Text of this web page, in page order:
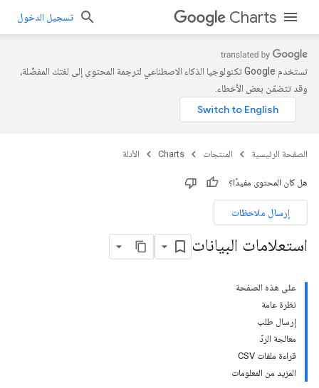
Charts تسجيل الدخول
تستخدم Google تكنولوجيا الذكاء الاصطناعي لترجمة المحتوى إلى لغتك المفضّلة،
وقد تتضمّن بعض الأخطاء.
الصفحة الرئيسية المنتجات Charts الأدلة
هل كان المحتوى مفيدًا؟
إرسال ملاحظات
استعلامات البيانات
على هذه الصفحة
نظرة عامة
إرسال طلب
معالجة الردّ
قراءة ملفات CSV
المزيد من المعلومات